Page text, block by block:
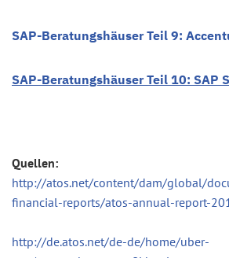
SAP-Beratungshäuser Teil 9:
SAP-Beratungshäuser Teil 10: SAP
Quellen:
http://atos.net/content/dam/global/
financial-reports/atos-annual-report-
http://de.atos.net/de-de/home/uber-